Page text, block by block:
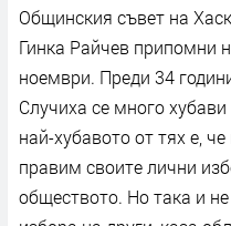
Общинския съвет на
Гинка Райчев припомни
ноември. Преди 34
Случиха се много
най-хубавото от тях е,
правим своите лични
обществото. Но така и